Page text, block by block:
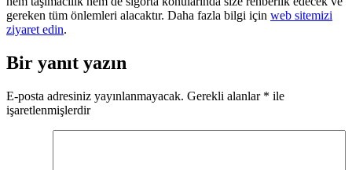
gereken tüm önlemleri alacaktır. Daha fazla bilgi için web sitemizi
ziyaret edin.
Bir yanıt yazın
E-posta adresiniz yayınlanmayacak. Gerekli alanlar * ile
işaretlenmişlerdir